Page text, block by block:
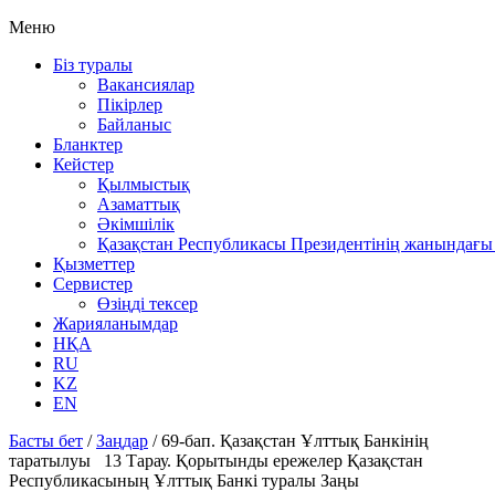
Меню
Біз туралы
Вакансиялар
Пікірлер
Байланыс
Бланктер
Кейстер
Қылмыстық
Азаматтық
Әкімшілік
Қазақстан Республикасы Президентінің
Қызметтер
Сервистер
Өзіңді тексер
Жарияланымдар
НҚА
RU
KZ
EN
Басты бет /Заңдар /69-бап. Қазақстан Ұлттық Банкiнiң
таратылуы 13 Тарау. Қорытынды ережелер Қазақстан
Республикасының Ұлттық Банкі туралы Заңы